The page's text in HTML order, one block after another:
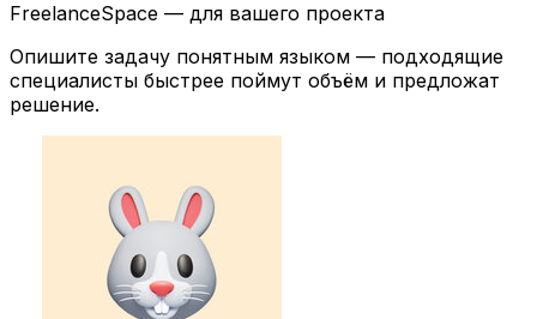
FreelanceSpace — для вашего проекта
Опишите задачу понятным языком — подходящие
специалисты быстрее поймут объём и предложат
решение.